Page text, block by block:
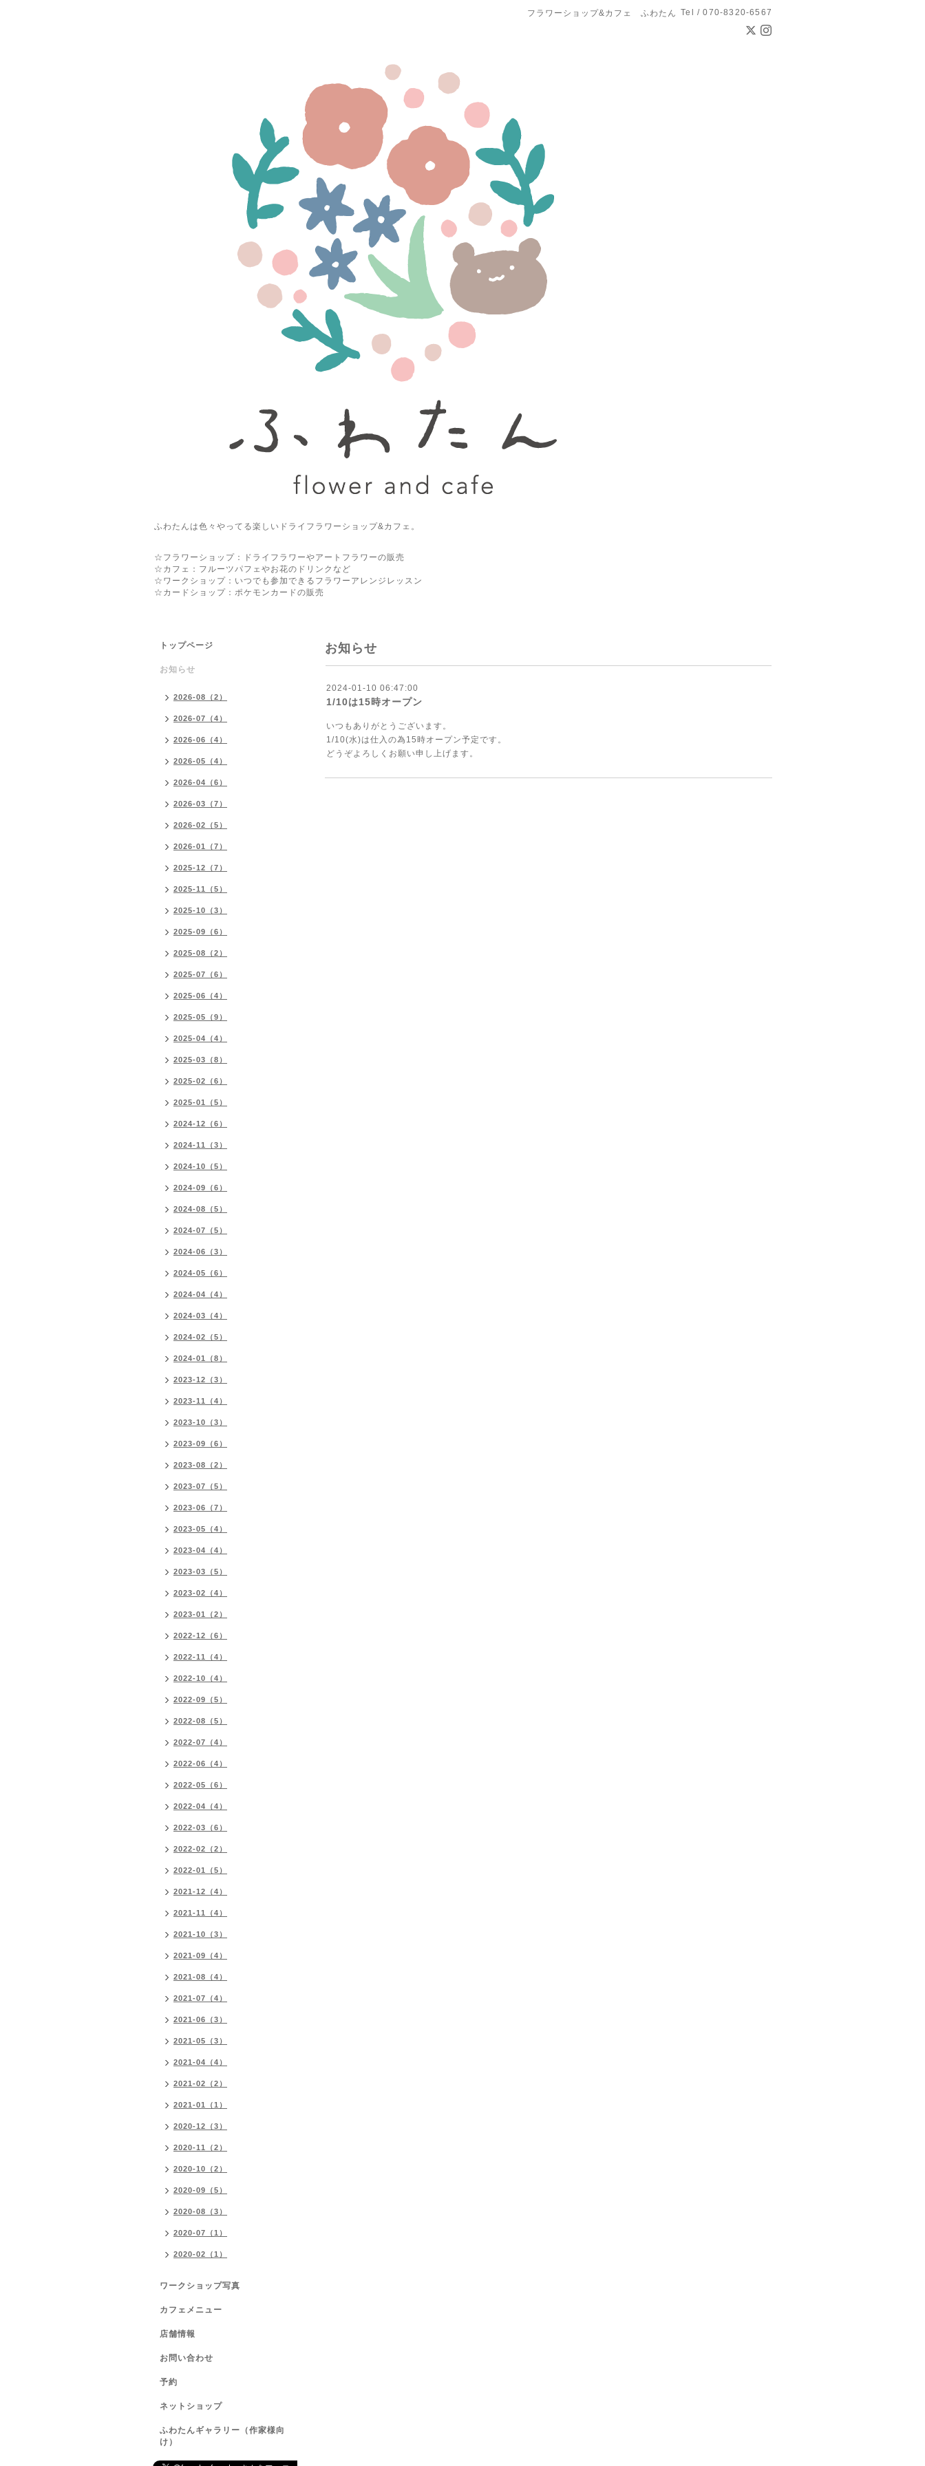
フラワーショップ&カフェ ふわたん Tel / 070-8320-6567
ふわたんは色々やってる楽しいドライフラワーショップ&カフェ。
☆フラワーショップ：ドライフラワーやアートフラワーの販売
☆カフェ：フルーツパフェやお花のドリンクなど
☆ワークショップ：いつでも参加できるフラワーアレンジレッスン
☆カードショップ：ポケモンカードの販売
お知らせ
2024-01-10 06:47:00
1/10は15時オープン
いつもありがとうございます。
1/10(水)は仕入の為15時オープン予定です。
どうぞよろしくお願い申し上げます。
トップページ
お知らせ
2026-08（2）
2026-07（4）
2026-06（4）
2026-05（4）
2026-04（6）
2026-03（7）
2026-02（5）
2026-01（7）
2025-12（7）
2025-11（5）
2025-10（3）
2025-09（6）
2025-08（2）
2025-07（6）
2025-06（4）
2025-05（9）
2025-04（4）
2025-03（8）
2025-02（6）
2025-01（5）
2024-12（6）
2024-11（3）
2024-10（5）
2024-09（6）
2024-08（5）
2024-07（5）
2024-06（3）
2024-05（6）
2024-04（4）
2024-03（4）
2024-02（5）
2024-01（8）
2023-12（3）
2023-11（4）
2023-10（3）
2023-09（6）
2023-08（2）
2023-07（5）
2023-06（7）
2023-05（4）
2023-04（4）
2023-03（5）
2023-02（4）
2023-01（2）
2022-12（6）
2022-11（4）
2022-10（4）
2022-09（5）
2022-08（5）
2022-07（4）
2022-06（4）
2022-05（6）
2022-04（4）
2022-03（6）
2022-02（2）
2022-01（5）
2021-12（4）
2021-11（4）
2021-10（3）
2021-09（4）
2021-08（4）
2021-07（4）
2021-06（3）
2021-05（3）
2021-04（4）
2021-02（2）
2021-01（1）
2020-12（3）
2020-11（2）
2020-10（2）
2020-09（5）
2020-08（3）
2020-07（1）
2020-02（1）
ワークショップ写真
カフェメニュー
店舗情報
お問い合わせ
予約
ネットショップ
ふわたんギャラリー（作家様向
け）